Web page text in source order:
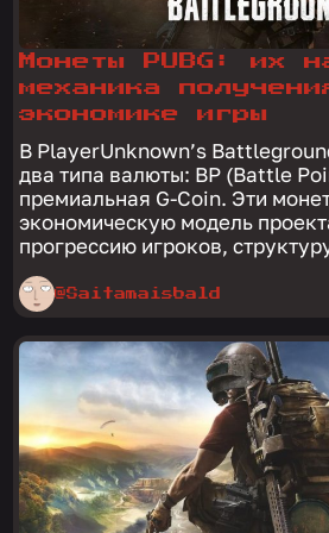
Монеты PUBG: их
механика
экономике игры
В PlayerUnknown’s
два типа валюты: BP (Battle
премиальная G-Coin. Эти
экономическую модель
прогрессию игроков,
@Saitamaisbald